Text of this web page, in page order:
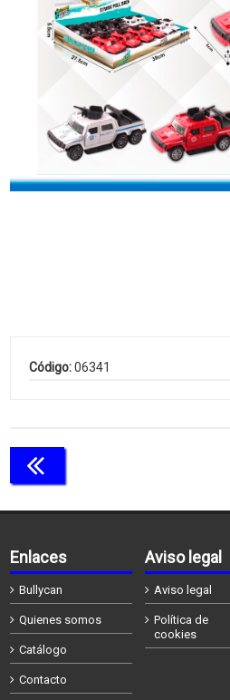
Código:06341
Enlaces
Bullycan
Quienes somos
Catálogo
Contacto
Aviso legal
Aviso legal
Política de
cookies